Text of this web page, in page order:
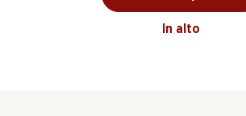
In alto